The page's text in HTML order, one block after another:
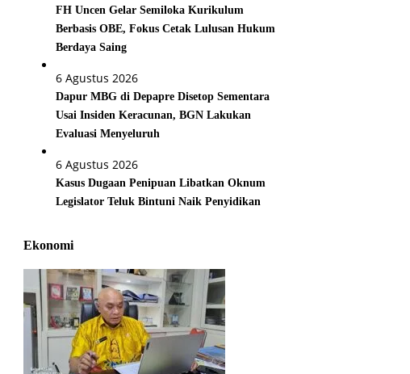
FH Uncen Gelar Semiloka Kurikulum
Berbasis OBE, Fokus Cetak Lulusan Hukum
Berdaya Saing
6 Agustus 2026
Dapur MBG di Depapre Disetop Sementara
Usai Insiden Keracunan, BGN Lakukan
Evaluasi Menyeluruh
6 Agustus 2026
Kasus Dugaan Penipuan Libatkan Oknum
Legislator Teluk Bintuni Naik Penyidikan
Ekonomi